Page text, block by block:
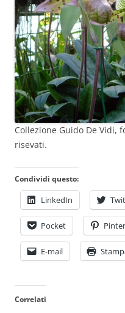
Collezione Guido De Vidi,
risevati.
Condividi questo:
LinkedIn
Pocket
E-mail
Correlati